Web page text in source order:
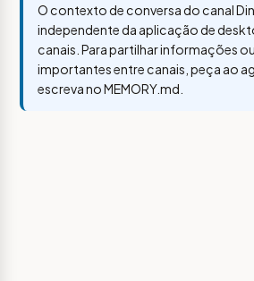
O contexto de conversa do canal
independente da aplicação de
canais. Para partilhar informações
importantes entre canais, peça ao
escreva no MEMORY.md.